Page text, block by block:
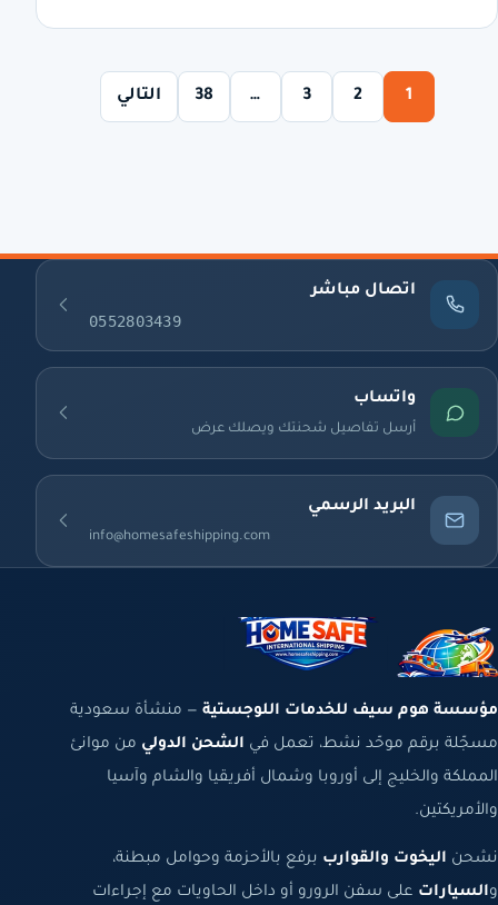
1
2
3
…
38 التالي
اتصال مباشر
0552803439
واتساب
أرسل تفاصيل شحنتك ويصلك عرض
البريد الرسمي
info@homesafeshipping.com
مؤسسة هوم سيف للخدمات اللوجستية — منشأة سعودية
مسجّلة برقم موحّد نشط، تعمل في الشحن الدولي من موانئ
المملكة والخليج إلى أوروبا وشمال أفريقيا والشام وآسيا
والأمريكتين.
نشحن اليخوت والقوارب برفع بالأحزمة وحوامل مبطنة،
والسيارات على سفن الرورو أو داخل الحاويات مع إجراءات